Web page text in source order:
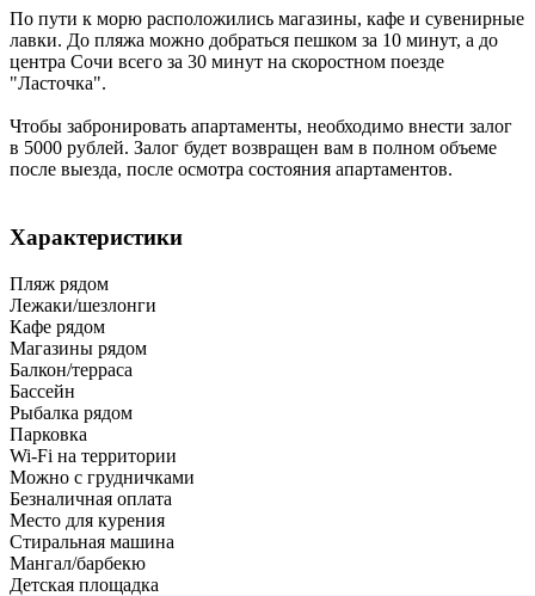
По пути к морю расположились магазины, кафе и сувенирные
лавки. До пляжа можно добраться пешком за 10 минут, а до
центра Сочи всего за 30 минут на скоростном поезде
"Ласточка".
Чтобы забронировать апартаменты, необходимо внести залог
в 5000 рублей. Залог будет возвращен вам в полном объеме
после выезда, после осмотра состояния апартаментов.
Характеристики
Пляж рядом
Лежаки/шезлонги
Кафе рядом
Магазины рядом
Балкон/терраса
Бассейн
Рыбалка рядом
Парковка
Wi-Fi на территории
Можно с грудничками
Безналичная оплата
Место для курения
Стиральная машина
Мангал/барбекю
Детская площадка